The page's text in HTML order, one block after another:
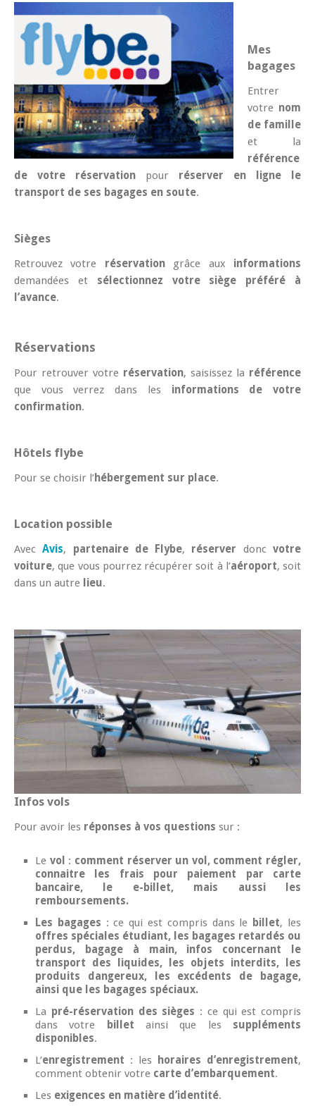
Mes
bagages
Entrer
votre nom
de famille
et la
référence
de votre réservation pour réserver en ligne le
transport de ses bagages en soute.
Sièges
Retrouvez votre réservationgrâce aux informations
demandées et sélectionnez votre siège préféré à
l’avance.
Réservations
Pour retrouver votre réservation, saisissez la référence
que vous verrez dans les informations de votre
confirmation.
Hôtels flybe
Pour se choisir l’hébergement sur place.
Location possible
AvecAvis, partenaire de Flybe, réserver donc votre
voiture, que vous pourrez récupérer soit à l’aéroport, soit
dans un autre lieu.
Infos vols
Pour avoir les réponses à vos questions sur :
Le vol : comment réserver un vol, comment régler,
connaitre les frais pour paiement par carte
bancaire, le e-billet, mais aussi les
remboursements.
Les bagages : ce qui est compris dans le billet, les
offres spéciales étudiant, les bagages retardés ou
perdus, bagage à main, infos concernant le
transport des liquides, les objets interdits, les
produits dangereux, les excédents de bagage,
ainsi que les bagages spéciaux.
La pré-réservation des sièges : ce qui est compris
dans votre billet ainsi que les suppléments
disponibles.
L’enregistrement : les horaires d’enregistrement,
comment obtenir votre carte d’embarquement.
Les exigences en matière d’identité.